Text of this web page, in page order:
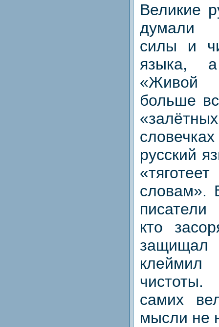
Великие
думали
силы и
языка,
больше
русский
словам».
кто
самих
мысли не